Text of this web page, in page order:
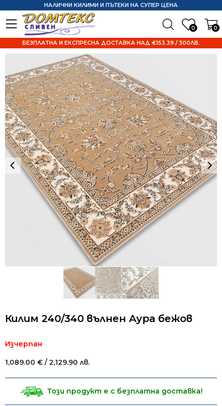
0 0
НАЛИЧНИ КИЛИМИ И ПЪТЕКИ НА СУПЕР ЦЕНА
БЕЗПЛАТНА И ЕКСПРЕСНА ДОСТАВКА НАД €153.39 / 300ЛВ.
Килим 240/340 вълнен Аура бежов
Изчерпан
1,089.00 € / 2,129.90 лв.
Този продукт е с безплатна доставка!